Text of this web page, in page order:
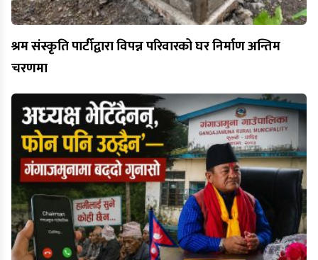
श्रम संस्कृति पार्टीद्वारा विपन्न परिवारको घर निर्माण अन्तिम
चरणमा